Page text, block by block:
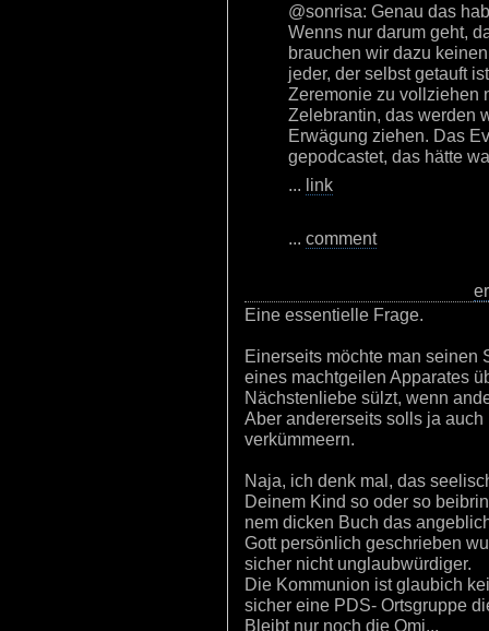
@sonrisa: Genau das
Wenns nur darum geht,
brauchen wir dazu
jeder, der selbst getauft
Zeremonie zu vollziehen
Zelebrantin, das werden
Erwägung ziehen. Das
gepodcastet, das hätte
... link
... comment
Eine essentielle Frage.
Einerseits möchte man seinen
eines machtgeilen Apparates
Nächstenliebe sülzt, wenn
Aber andererseits solls ja
verkümmeern.
Naja, ich denk mal, das
Deinem Kind so oder so
nem dicken Buch das
Gott persönlich geschrieben
sicher nicht unglaubwürdiger.
Die Kommunion ist glaubich
sicher eine PDS- Ortsgruppe
Bleibt nur noch die Omi...